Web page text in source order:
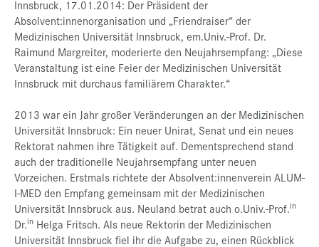
Service-Links
de |en
Innsbruck, 17.01.2014: Der Präsident der
Absolvent:innenorganisation und „Friendraiser“ der
Medizinischen Universität Innsbruck, em.Univ.-Prof. Dr.
Raimund Margreiter, moderierte den Neujahrsempfang: „Diese
Veranstaltung ist eine Feier der Medizinischen Universität
Innsbruck mit durchaus familiärem Charakter.“
2013 war ein Jahr großer Veränderungen an der Medizinischen
Universität Innsbruck: Ein neuer Unirat, Senat und ein neues
Rektorat nahmen ihre Tätigkeit auf. Dementsprechend stand
auch der traditionelle Neujahrsempfang unter neuen
Vorzeichen. Erstmals richtete der Absolvent:innenverein ALUM-
I-MED den Empfang gemeinsam mit der Medizinischen
Universität Innsbruck aus. Neuland betrat auch o.Univ.-Prof.in
Dr.in Helga Fritsch. Als neue Rektorin der Medizinischen
Universität Innsbruck fiel ihr die Aufgabe zu, einen Rückblick